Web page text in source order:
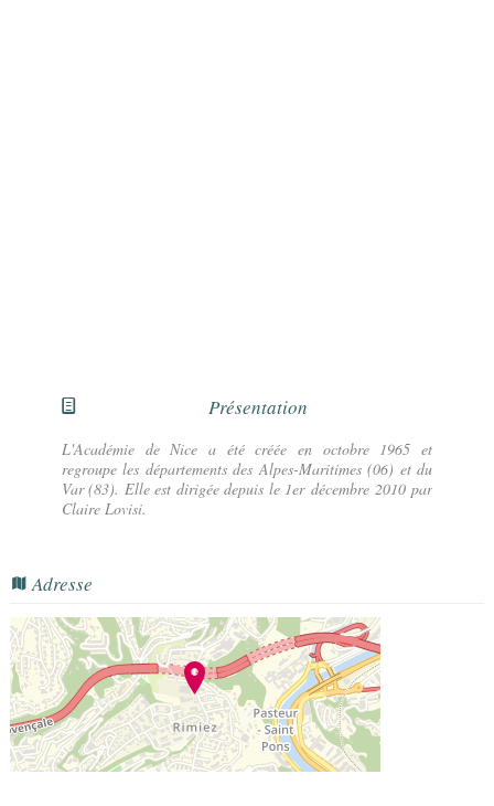
Présentation
L'Académie de Nice a été créée en octobre 1965 et
regroupe les départements des Alpes-Maritimes (06) et du
Var (83). Elle est dirigée depuis le 1er décembre 2010 par
Claire Lovisi.
Adresse